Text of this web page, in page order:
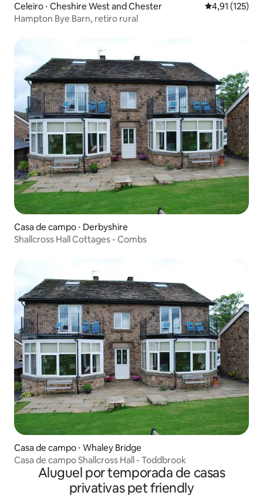
Celeiro ⋅ Cheshire West and Chester 4,91 de uma
4,91 (125)
Hampton Bye Barn, retiro rural
Casa de campo ⋅ Derbyshire
Shallcross Hall Cottages - Combs
Casa de campo ⋅ Whaley Bridge
Casa de campo Shallcross Hall - Toddbrook
Aluguel por temporada de casas
privativas pet friendly